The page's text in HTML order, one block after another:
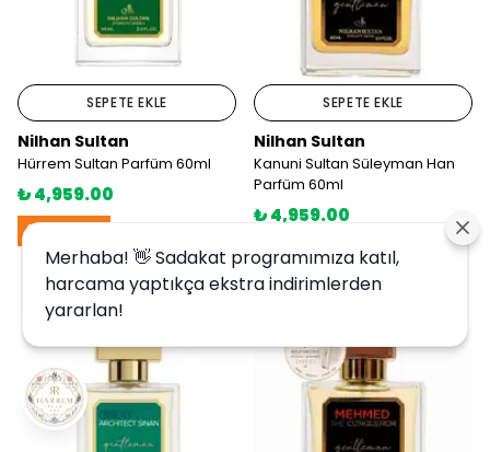
SEPETE EKLE
Nilhan Sultan
Hürrem Sultan Parfüm 60ml
₺ 4,959.00
2.ÜRÜN 1TL
SEPETE EKLE
Nilhan Sultan
Kanuni Sultan Süleyman Han
Parfüm 60ml
₺ 4,959.00
2.ÜRÜN 1TL
Merhaba! 👋 Sadakat programımıza katıl,
harcama yaptıkça ekstra indirimlerden
yararlan!